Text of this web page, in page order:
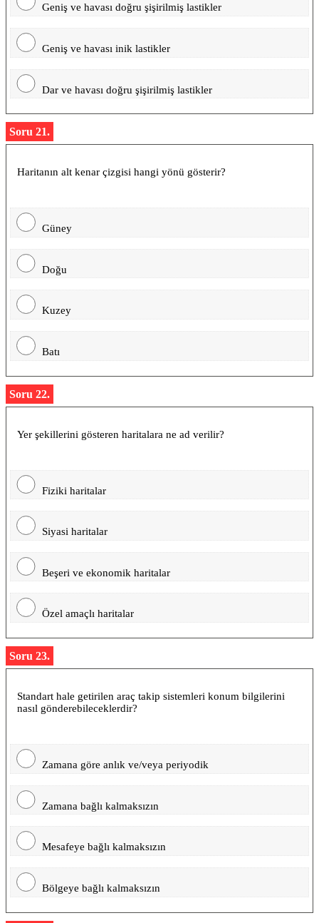
Geniş ve havası doğru şişirilmiş lastikler
Geniş ve havası inik lastikler
Dar ve havası doğru şişirilmiş lastikler
Soru 21.
Haritanın alt kenar çizgisi hangi yönü gösterir?
Güney
Doğu
Kuzey
Batı
Soru 22.
Yer şekillerini gösteren haritalara ne ad verilir?
Fiziki haritalar
Siyasi haritalar
Beşeri ve ekonomik haritalar
Özel amaçlı haritalar
Soru 23.
Standart hale getirilen araç takip sistemleri konum bilgilerini
nasıl gönderebileceklerdir?
Zamana göre anlık ve/veya periyodik
Zamana bağlı kalmaksızın
Mesafeye bağlı kalmaksızın
Bölgeye bağlı kalmaksızın